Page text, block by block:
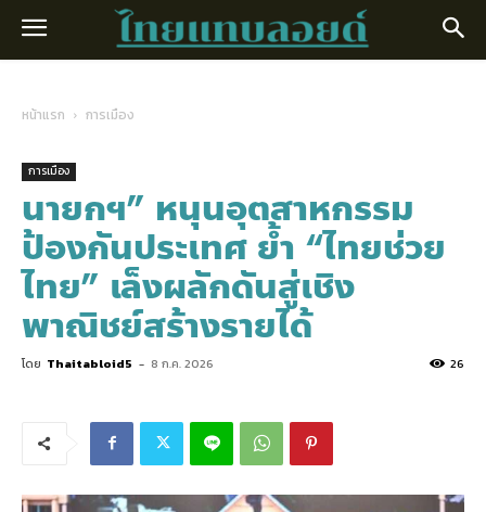
หน้าแรก การเมือง
การเมือง
นายกฯ” หนุนอุตสาหกรรม
ป้องกันประเทศ ย้ำ “ไทยช่วย
ไทย” เล็งผลักดันสู่เชิง
พาณิชย์สร้างรายได้
โดย Thaitabloid5 - 8 ก.ค. 2026 26